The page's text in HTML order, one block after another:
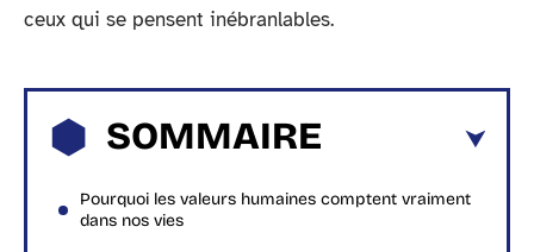
ceux qui se pensent inébranlables.
SOMMAIRE
Pourquoi les valeurs humaines comptent vraiment
dans nos vies